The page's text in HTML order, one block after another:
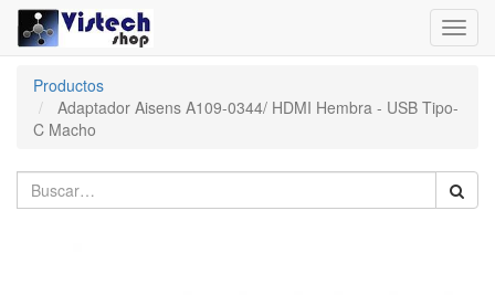
Productos
Adaptador Aisens A109-0344/ HDMI Hembra - USB Tipo-
C Macho